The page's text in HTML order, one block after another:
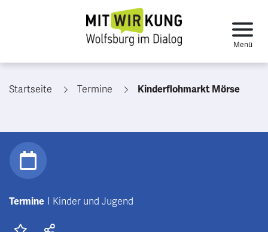
Startseite Termine Kinderflohmarkt Mörse
Termine Kinder und Jugend